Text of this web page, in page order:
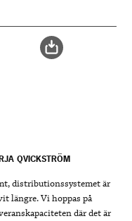
QVICKSTRÖM
distributionssystemet är
längre. Vi hoppas på
där det är